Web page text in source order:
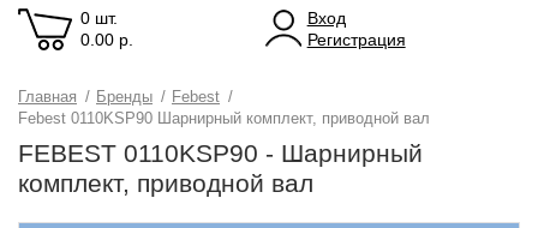
0 шт.
0.00 р.
Вход
Регистрация
Главная / Бренды / Febest /
Febest 0110KSP90 Шарнирный комплект, приводной вал
FEBEST 0110KSP90 - Шарнирный
комплект, приводной вал